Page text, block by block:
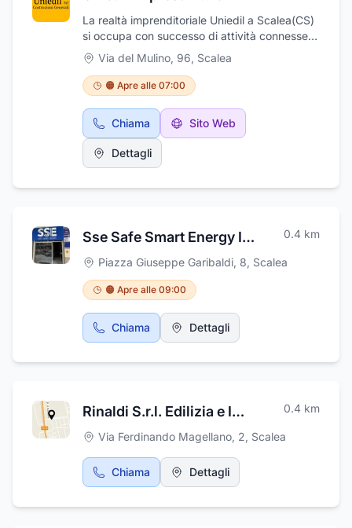
La realtà imprenditoriale Uniedil a Scalea(CS)
si occupa con successo di attività connesse
con l'edilizia ed in particolare effettua:
restauro di immobili, nuove costruzioni, lavori
di decorazione per appartamenti e interi
stabili. Presso gli uffici sono costantemente a
disposizione valenti tecnici che potranno
studiare, elaborare e valutare con i clienti gli
interventi necessari. La ditta lavora con
grande professionalità, competenza e serietà,
delle attrezzature, unite ad un corretto ed
qualitativamente valide, di grande durata nel
tempo e con rifiniture di pregio. La dotazione
delle attrezzature e il personale esperto e
preparato consentono di affrontare gli
incarichi più onerosi, in tempi relativamente
brevi e con risultati sempre ottimi. Presso i
cantieri, tutte le attrezzature e i ponteggi
d'allarme antintrusione, e copertura
Via del Mulino, 96, Scalea
🟠 Apre alle 07:00
Chiama Sito Web
Dettagli
Sse Safe Smart Energy Infissi e Blindati 0.4 km
Piazza Giuseppe Garibaldi, 8, Scalea
🟠 Apre alle 09:00
Chiama Dettagli
Rinaldi S.r.l. Edilizia e Impianti 0.4 km
Via Ferdinando Magellano, 2, Scalea
Chiama Dettagli